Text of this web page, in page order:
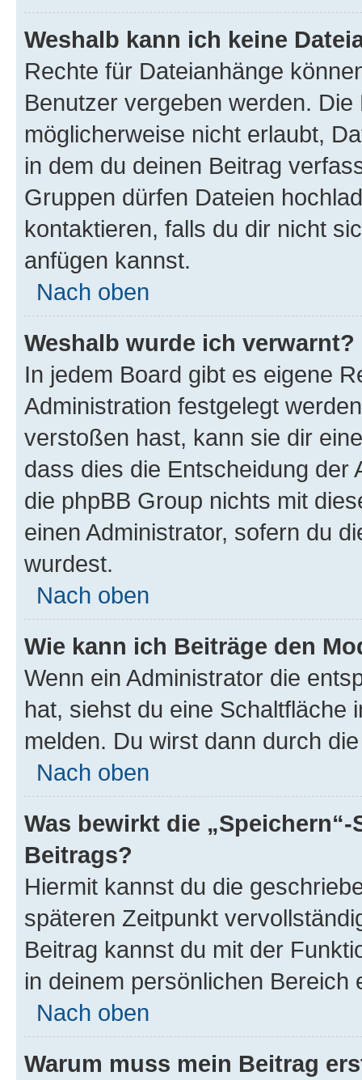
Weshalb kann ich keine
Rechte für Dateianhänge
Benutzer vergeben werden.
möglicherweise nicht erlaubt,
in dem du deinen Beitrag
Gruppen dürfen Dateien
kontaktieren, falls du dir nicht
anfügen kannst.
Nach oben
Weshalb wurde ich verwarnt?
In jedem Board gibt es eigene
Administration festgelegt
verstoßen hast, kann sie dir
dass dies die Entscheidung der
die phpBB Group nichts mit
einen Administrator, sofern du
wurdest.
Nach oben
Wie kann ich Beiträge den
Wenn ein Administrator die
hat, siehst du eine Schaltfläche
melden. Du wirst dann durch
Nach oben
Was bewirkt die
Beitrags?
Hiermit kannst du die
späteren Zeitpunkt
Beitrag kannst du mit der
in deinem persönlichen Bereich
Nach oben
Warum muss mein Beitrag